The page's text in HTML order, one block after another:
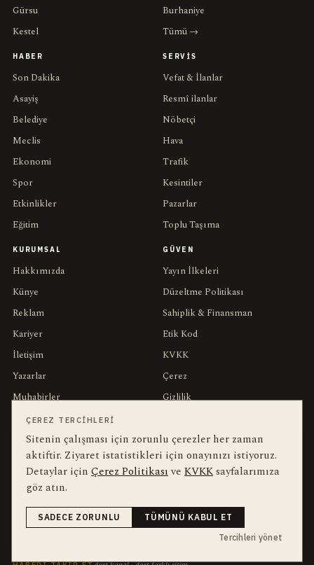
Gürsu
Kestel
Burhaniye
Tümü →
HABER
Son Dakika
Asayiş
Belediye
Meclis
Ekonomi
Spor
Etkinlikler
Eğitim
SERVIS
Vefat & İlanlar
Resmî ilanlar
Nöbetçi
Hava
Trafik
Kesintiler
Pazarlar
Toplu Taşıma
KURUMSAL
Hakkımızda
Künye
Reklam
Kariyer
İletişim
Yazarlar
Muhabirler
Editörler
GÜVEN
Yayın İlkeleri
Düzeltme Politikası
Sahiplik & Finansman
Etik Kod
KVKK
Çerez
Gizlilik
YEREL ARANANLARbu hafta en çok aranan
İnegöl inegol-belediyesi
futbol
İnegölspor
ÇEREZ TERCIHLERI
Sitenin çalışması için zorunlu çerezler her zaman
aktiftir. Ziyaret istatistikleri için onayınızı istiyoruz.
Detaylar için Çerez Politikasıve KVKKsayfalarımıza
göz atın.
SADECE ZORUNLU
TÜMÜNÜ KABUL ET
Tercihleri yönet